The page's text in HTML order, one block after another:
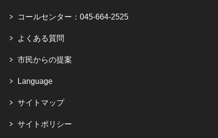
コールセンター：045-664-2525
よくある質問
市民からの提案
Language
サイトマップ
サイトポリシー